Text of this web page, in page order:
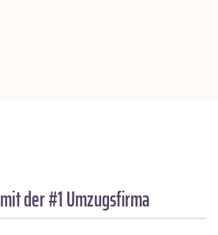
mit der #1 Umzugsfirma